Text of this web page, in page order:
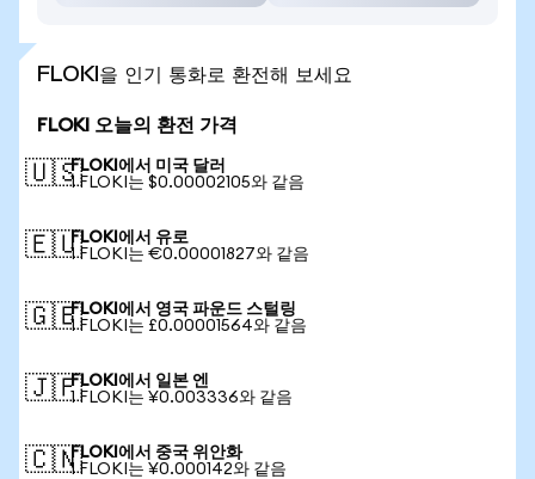
FLOKI을 인기 통화로 환전해 보세요
FLOKI 오늘의 환전 가격
🇺🇸FLOKI에서 미국 달러
1 FLOKI는 $0.00002105와 같음
🇪🇺FLOKI에서 유로
1 FLOKI는 €0.00001827와 같음
🇬🇧FLOKI에서 영국 파운드 스털링
1 FLOKI는 £0.00001564와 같음
🇯🇵FLOKI에서 일본 엔
1 FLOKI는 ¥0.003336와 같음
🇨🇳FLOKI에서 중국 위안화
1 FLOKI는 ¥0.000142와 같음